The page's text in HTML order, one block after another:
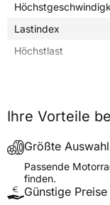
Lastindex
Höchstlast
Verwendung
Modellname
Reifenposition
Motorradtyp
Ihre Vorteile
Größte Auswahl
Passende
finden.
Günstige Preise